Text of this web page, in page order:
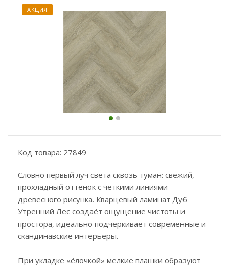
АКЦИЯ
Код товара: 27849
Словно первый луч света сквозь туман: свежий,
прохладный оттенок с чёткими линиями
древесного рисунка. Кварцевый ламинат Дуб
Утренний Лес создаёт ощущение чистоты и
простора, идеально подчёркивает современные и
скандинавские интерьеры.
При укладке «ёлочкой» мелкие плашки образуют